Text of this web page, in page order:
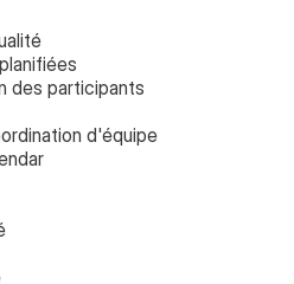
des participants
d'équipe